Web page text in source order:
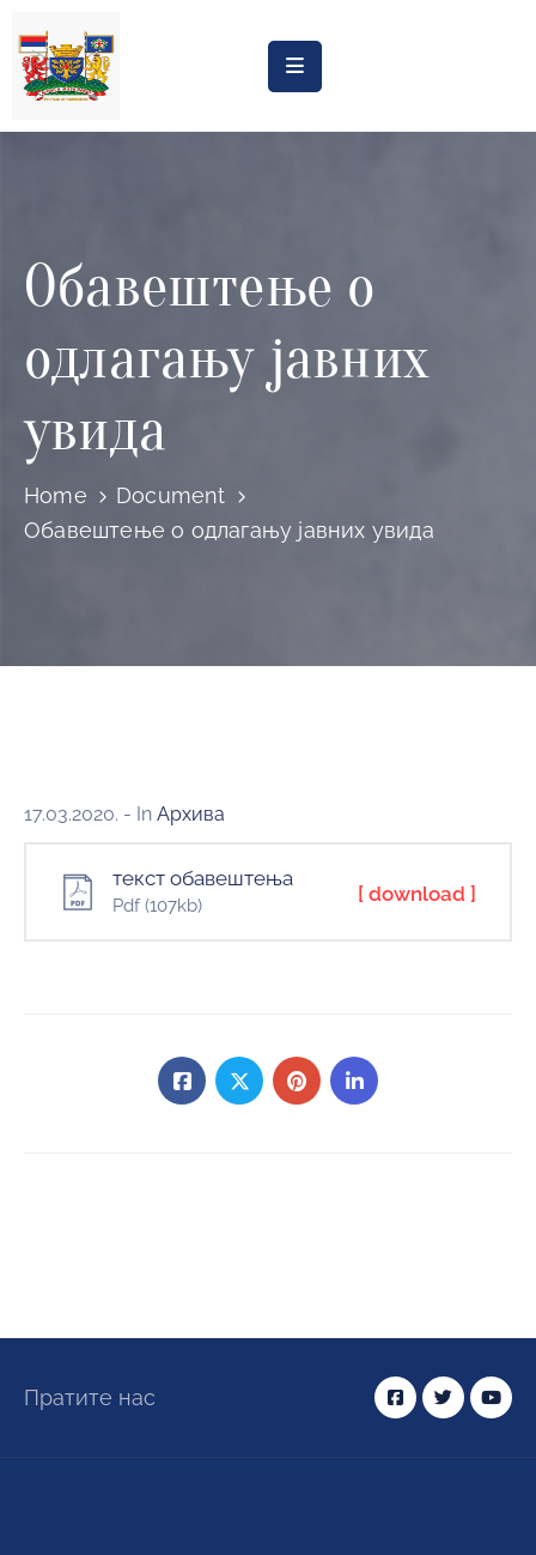
Насловна
Процена
утицаја
Регистри
дивљих
депонија
и
Обавештење о
одлагању јавних
увида
Home
Document
Обавештење о одлагању јавних увида
17.03.2020. - In Архива
текст обавештења
Pdf(107kb) [ download ]
Пратите нас